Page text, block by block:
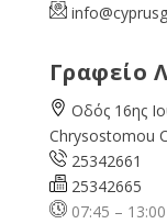
Γραφείο
Οδός 16ης
Chrysostomou
25342661
25342665
07:45 –